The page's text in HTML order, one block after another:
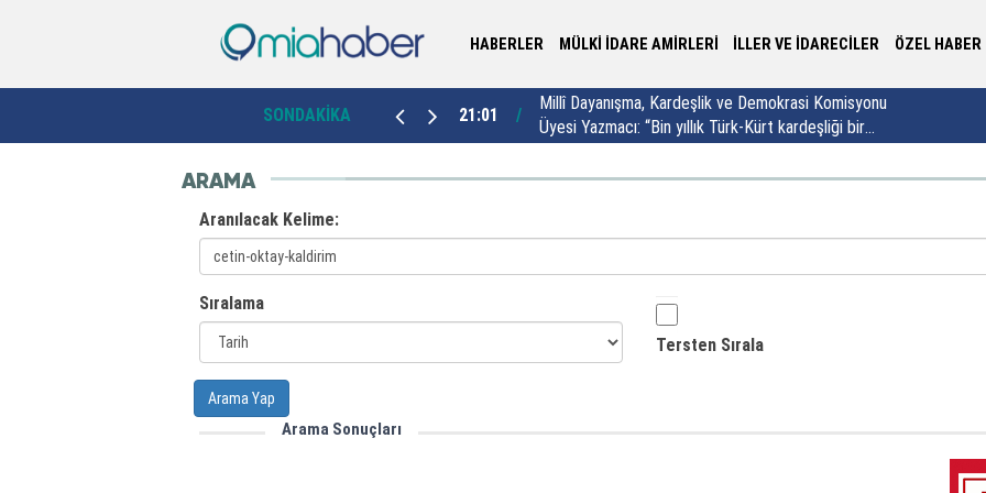
HABERLER MÜLKİ İDARE AMİRLERİ İLLER VE İDARECİLER ÖZEL HABER
SONDAKİKA
Kütahya’da sahipsiz hayvanlar için dördüncü
bakımevi Emet’te hizmete açıldı
21:01
Millî Dayanışma, Kardeşlik ve Demokrasi Komisyonu
Üyesi Yazmacı: “Bin yıllık Türk-Kürt kardeşliği bir
ARAMA
Aranılacak Kelime:
Sıralama
Tersten Sırala
Arama Yap
Arama Sonuçları